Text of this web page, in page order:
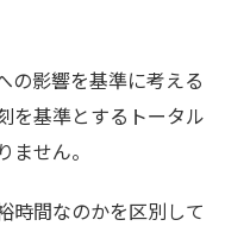
の影響を基準に考える
を基準とするトータル
せん。
時間なのかを区別して